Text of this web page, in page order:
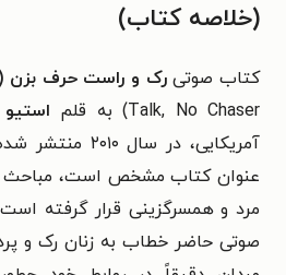
(خلاصه کتاب)
کتاب صوتیرک و راست حرف بزن
Talk, No Chaser) به قلم
آمریکایی، در
عنوان کتاب مشخص است، مباحث
مرد و همسرگزینی قرار گرفته
صوتی حاضر خطاب به زنان رک و